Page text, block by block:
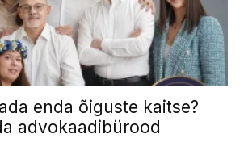
enda õiguste kaitse?
advokaadibürood